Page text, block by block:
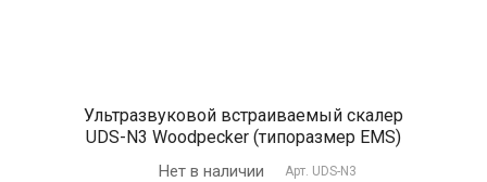
Ультразвуковой встраиваемый скалер
UDS-N3 Woodpecker (типоразмер EMS)
Нет в наличии Арт. UDS-N3